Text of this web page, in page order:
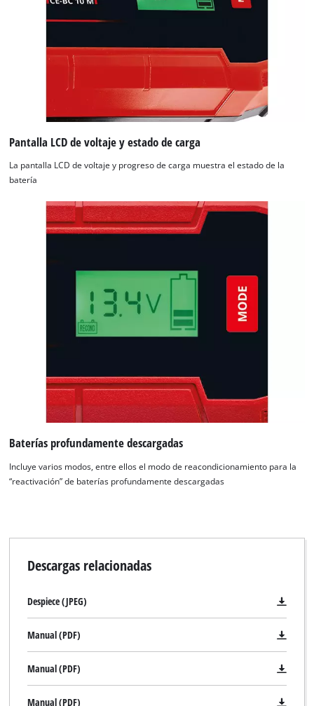
Pantalla LCD de voltaje y estado de carga
La pantalla LCD de voltaje y progreso de carga muestra el estado de la
batería
Baterías profundamente descargadas
Incluye varios modos, entre ellos el modo de reacondicionamiento para la
“reactivación” de baterías profundamente descargadas
Descargas relacionadas
Despiece (JPEG)
Manual (PDF)
Manual (PDF)
Manual (PDF)